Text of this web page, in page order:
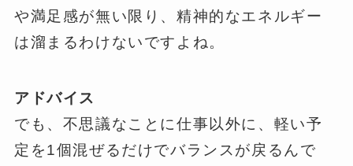
や満足感が無い限り、精神的なエネルギー
は溜まるわけないですよね。
アドバイス
でも、不思議なことに仕事以外に、軽い予
定を1個混ぜるだけでバランスが戻るんで